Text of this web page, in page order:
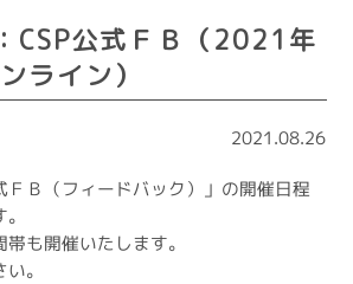
CSP公式ＦＢ（2021年
ライン）
2021.08.26
ＦＢ（フィードバック）」の開催日程
も開催いたします。
。